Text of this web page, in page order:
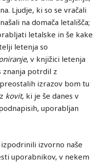
Ljudje, ki so se vračali
na domača letališča;
letalske in še kake
letenja so
, v knjižici letenja
znanja potrdil z
izrazov bom tu
kovit, ki je še danes v
uporabljan
izvorno naše
uporabnikov, v nekem